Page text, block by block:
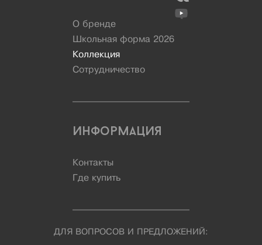
О бренде
Школьная форма 2026
Коллекция
Сотрудничество
Информация
Контакты
Где купить
ДЛЯ ВОПРОСОВ И ПРЕДЛОЖЕНИЙ: